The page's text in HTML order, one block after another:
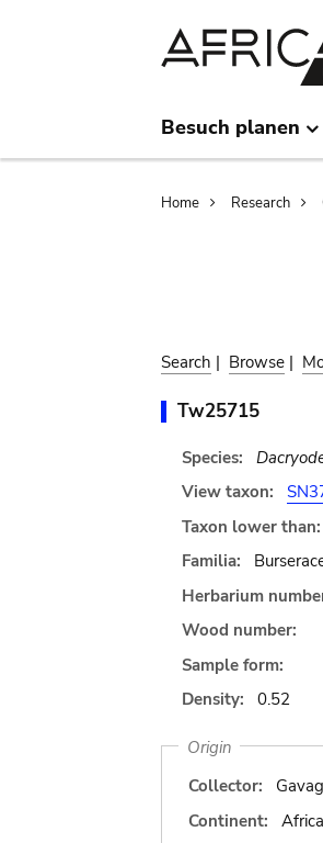
Besuch planen
Home Research
Search | Browse |
Tw25715
Species:
View taxon:
Taxon lower than:
Familia:
Herbarium
Wood number:
Sample form:
Density:
0.52
Origin
Collector:
Continent:
Africa